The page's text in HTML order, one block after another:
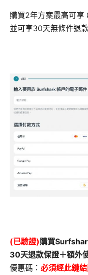
購買2年方案最高可享
並可享30天無條件退
(已驗證)購買
30天退款保證＋額外
優惠碼： 必須經此鏈